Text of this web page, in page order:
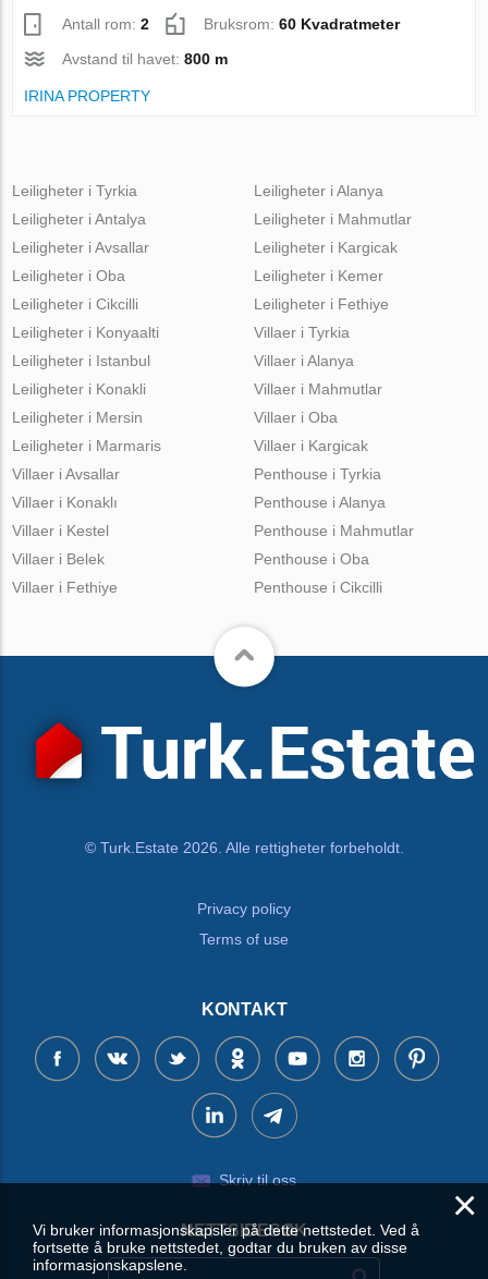
Antall rom:2 Bruksrom:60 Kvadratmeter
Avstand til havet:800 m
IRINA PROPERTY
Leiligheter i Tyrkia
Leiligheter i Antalya
Leiligheter i Avsallar
Leiligheter i Oba
Leiligheter i Cikcilli
Leiligheter i Alanya
Leiligheter i Mahmutlar
Leiligheter i Kargicak
Leiligheter i Kemer
Leiligheter i Fethiye
Leiligheter i Konyaalti
Leiligheter i Istanbul
Leiligheter i Konakli
Leiligheter i Mersin
Leiligheter i Marmaris
Villaer i Tyrkia
Villaer i Alanya
Villaer i Mahmutlar
Villaer i Oba
Villaer i Kargicak
Villaer i Avsallar
Villaer i Konaklı
Villaer i Kestel
Villaer i Belek
Villaer i Fethiye
Penthouse i Tyrkia
Penthouse i Alanya
Penthouse i Mahmutlar
Penthouse i Oba
Penthouse i Cikcilli
© Turk.Estate 2026. Alle rettigheter forbeholdt.
Privacy policy
Terms of use
KONTAKT
Skriv til oss
NETTSIDESØK
×
Vi bruker informasjonskapsler på dette nettstedet. Ved å
fortsette å bruke nettstedet, godtar du bruken av disse
informasjonskapslene.